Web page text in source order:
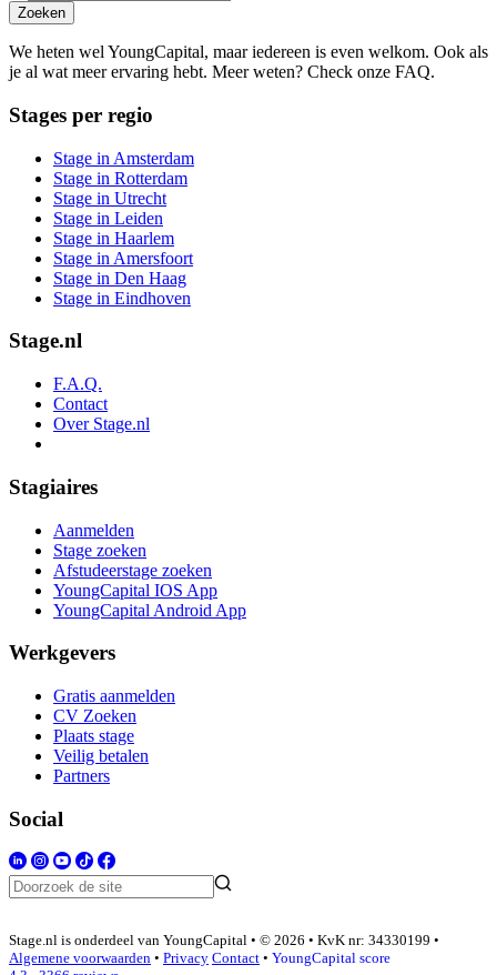
Zoeken
We heten wel YoungCapital, maar iedereen is even welkom. Ook als
je al wat meer ervaring hebt. Meer weten? Check onze FAQ.
Stages per regio
Stage in Amsterdam
Stage in Rotterdam
Stage in Utrecht
Stage in Leiden
Stage in Haarlem
Stage in Amersfoort
Stage in Den Haag
Stage in Eindhoven
Stage.nl
F.A.Q.
Contact
Over Stage.nl
Stagiaires
Aanmelden
Stage zoeken
Afstudeerstage zoeken
YoungCapital IOS App
YoungCapital Android App
Werkgevers
Gratis aanmelden
CV Zoeken
Plaats stage
Veilig betalen
Partners
Social
Stage.nl is onderdeel van YoungCapital • © 2026 • KvK nr: 34330199 •
Algemene voorwaarden • Privacy Contact • YoungCapital score